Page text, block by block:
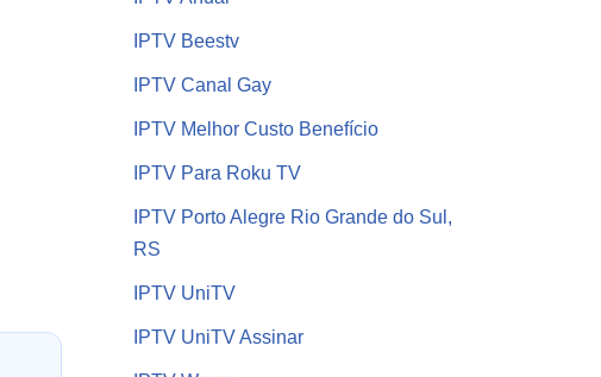
IPTV Beestv
IPTV Canal Gay
IPTV Melhor Custo Benefício
IPTV Para Roku TV
IPTV Porto Alegre Rio Grande do Sul,
RS
IPTV UniTV
IPTV UniTV Assinar